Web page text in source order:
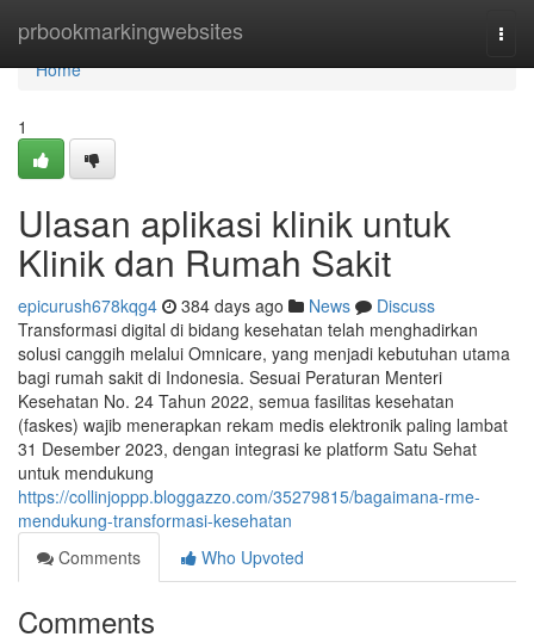
prbookmarkingwebsites
Home
Home
1
Ulasan aplikasi klinik untuk
Klinik dan Rumah Sakit
epicurush678kqg4 384 days ago News
Discuss
Transformasi digital di bidang kesehatan telah menghadirkan
solusi canggih melalui Omnicare, yang menjadi kebutuhan utama
bagi rumah sakit di Indonesia. Sesuai Peraturan Menteri
Kesehatan No. 24 Tahun 2022, semua fasilitas kesehatan
(faskes) wajib menerapkan rekam medis elektronik paling lambat
31 Desember 2023, dengan integrasi ke platform Satu Sehat
untuk mendukung
https://collinjoppp.bloggazzo.com/35279815/bagaimana-rme-
mendukung-transformasi-kesehatan
Comments
Who Upvoted
Comments